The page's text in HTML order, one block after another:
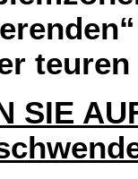
SIE